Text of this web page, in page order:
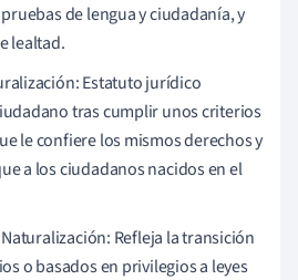
de lengua y ciudadanía, y
lealtad.
Estatuto jurídico
tras cumplir unos criterios
le confiere los mismos derechos y
a los ciudadanos nacidos en el
Refleja la transición
o basados en privilegios a leyes